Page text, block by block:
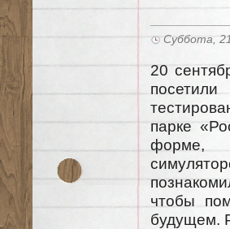
Суббота,
20
парке
форме,
чтобы
будущем.